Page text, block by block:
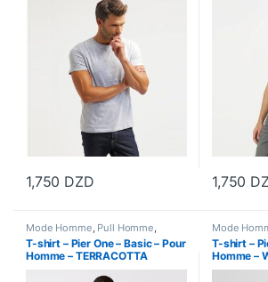
1,750 DZD
Ce produit a plusieurs variations. Les
1,750
Ce
Mode Homme Pull Homme
Vetements Homme
T-shirt – Pier One – Basic – Pour
Homme – TERRACOTTA
Mode
Vetements
T-shirt –
Homme –